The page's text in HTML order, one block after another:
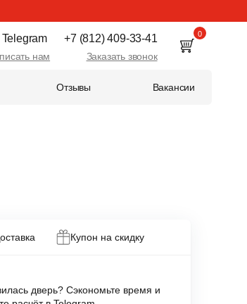
Telegram
нам
+7 (812) 409-33-41
Заказать звонок
0
Отзывы Вакансии
Купон на скидку
дверь? Сэкономьте время и